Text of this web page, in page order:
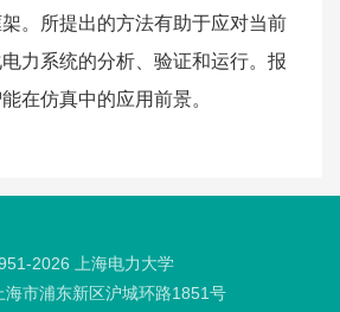
。所提出的方法有助于应对当前
力系统的分析、验证和运行。报
在仿真中的应用前景。
2026 上海电力大学
海市浦东新区沪城环路1851号